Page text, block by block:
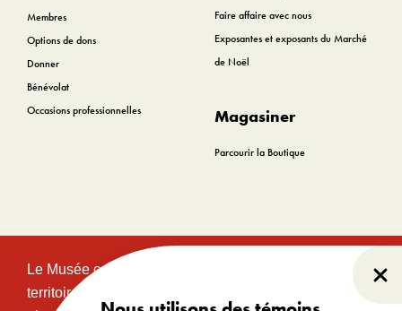
Membres
Options de dons
Donner
Bénévolat
Occasions professionnelles
Faire affaire avec nous
Exposantes et exposants du Marché
de Noël
Magasiner
Parcourir la Boutique
Le Musée canadien de l’histoire est situé sur le
territoire traditionnel et non cédé des communautés